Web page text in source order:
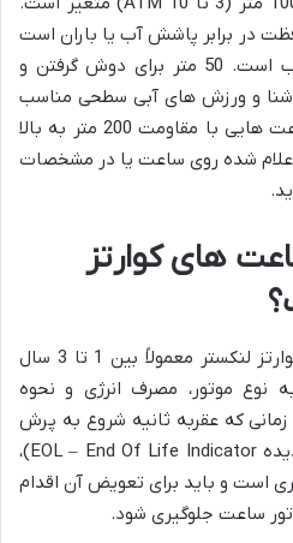
محافظت در برابر پاشش آب یا باران است
و برای شستن دست ها مناسب است. 50 متر برای دوش گرفتن و
و 100 متر برای شنا و ورزش های آبی سطحی مناسب
است. برای غواصی، نیاز به ساعت هایی با مقاومت 200 متر به بالا
شده روی ساعت یا در مشخصات
های کوارتز
عمر مفید باتری ساعت های کوارتز لنکستر معمولاً بین 1 تا 3 سال
نوع موتور، مصرف انرژی و نحوه
که عقربه ثانیه شروع به پرش
های چند ثانیه ای می کند (پدیده EOL – End Of Life Indicator)،
است و باید برای تعویض آن اقدام
ساعت جلوگیری شود.